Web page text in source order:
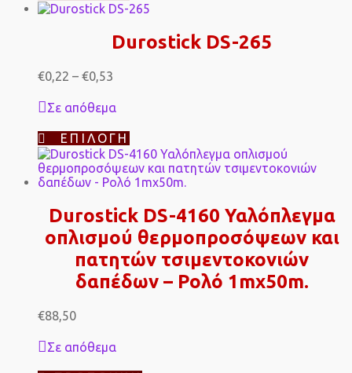
το
πολλαπλές
επιλεγούν
στη
σελίδα
του
προϊόντος
Durostick DS-265
€0,22 – €0,53
€0,22
€0,53
Σε απόθεμα
ΕΠΙΛΟΓΉ Αυτό
το
προϊόν
έχει
παραλλαγές.
Οι
επιλογές
μπορούν
να
επιλεγούν
στη
Durostick DS-4160 Υαλόπλεγμα
οπλισμού θερμοπροσόψεων και
πατητών τσιμεντοκονιών
δαπέδων – Ρολό 1mx50m.
€88,50
Σε απόθεμα